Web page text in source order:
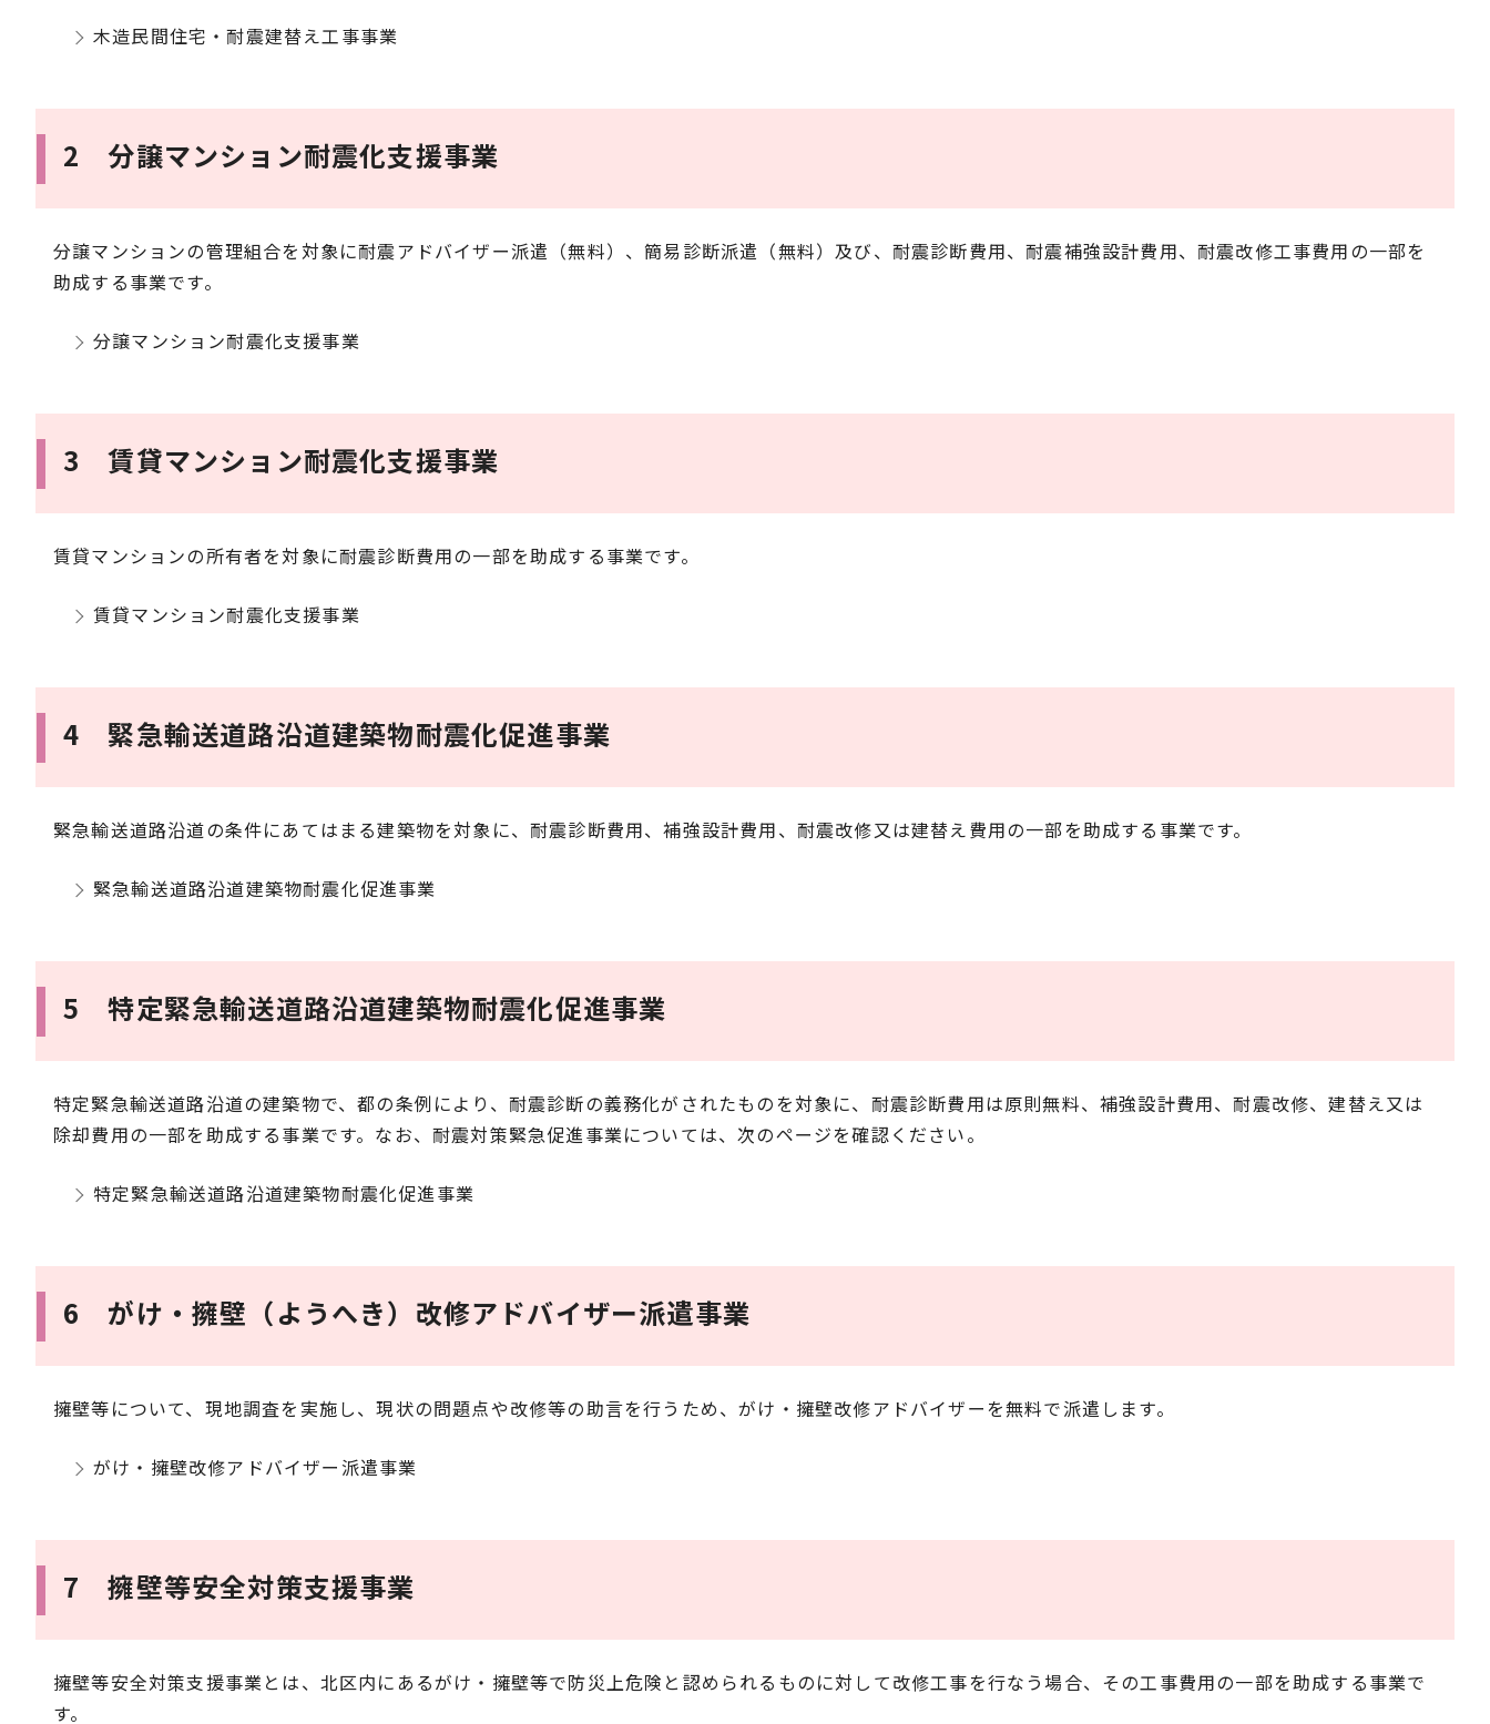
木造民間住宅・耐震建替え工事事業
2 分譲マンション耐震化支援事業
分譲マンションの管理組合を対象に耐震アドバイザー派遣（無料）、簡易診断派遣（無料）及び、耐震診断費用、耐震補強設計費用、耐震改修工事費用の一部を
助成する事業です。
分譲マンション耐震化支援事業
3 賃貸マンション耐震化支援事業
賃貸マンションの所有者を対象に耐震診断費用の一部を助成する事業です。
賃貸マンション耐震化支援事業
4 緊急輸送道路沿道建築物耐震化促進事業
緊急輸送道路沿道の条件にあてはまる建築物を対象に、耐震診断費用、補強設計費用、耐震改修又は建替え費用の一部を助成する事業です。
緊急輸送道路沿道建築物耐震化促進事業
5 特定緊急輸送道路沿道建築物耐震化促進事業
特定緊急輸送道路沿道の建築物で、都の条例により、耐震診断の義務化がされたものを対象に、耐震診断費用は原則無料、補強設計費用、耐震改修、建替え又は
除却費用の一部を助成する事業です。なお、耐震対策緊急促進事業については、次のページを確認ください。
特定緊急輸送道路沿道建築物耐震化促進事業
6 がけ・擁壁（ようへき）改修アドバイザー派遣事業
擁壁等について、現地調査を実施し、現状の問題点や改修等の助言を行うため、がけ・擁壁改修アドバイザーを無料で派遣します。
がけ・擁壁改修アドバイザー派遣事業
7 擁壁等安全対策支援事業
擁壁等安全対策支援事業とは、北区内にあるがけ・擁壁等で防災上危険と認められるものに対して改修工事を行なう場合、その工事費用の一部を助成する事業で
す。